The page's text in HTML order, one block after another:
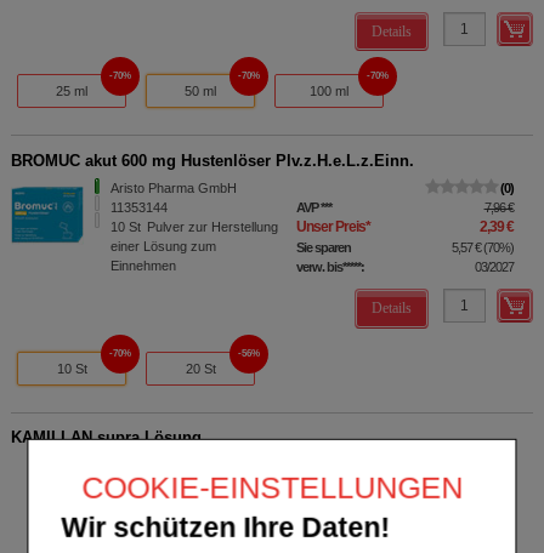
COOKIE-EINSTELLUNGEN
Wir schützen Ihre Daten!
Details
25 ml
70%
50 ml
70%
100 ml
70%
BROMUC akut 600 mg Hustenlöser Plv.z.H.e.L.z.Einn.
Aristo Pharma GmbH
11353144
10 St Pulver zur Herstellung
einer Lösung zum
Einnehmen
0
AVP*** 7,96 €
Unser Preis* 2,39 €
Sie sparen 5,57 €(70%)
verw. bis*****:
03/2027
Details
10 St
70%
20 St
56%
KAMILLAN supra Lösung
04988971
AVP
Unser Preis*
Sie sparen